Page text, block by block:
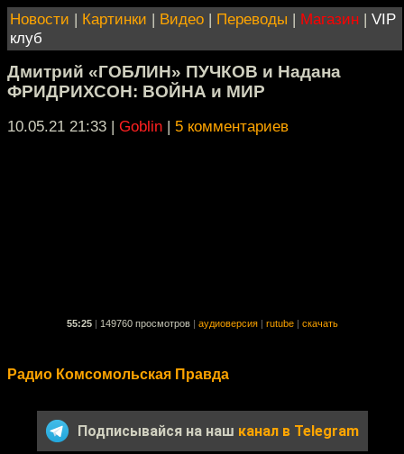
Новости | Картинки | Видео | Переводы | Магазин | VIP
клуб
Дмитрий «ГОБЛИН» ПУЧКОВ и Надана
ФРИДРИХСОН: ВОЙНА и МИР
10.05.21 21:33 | Goblin | 5 комментариев
55:25 149760 просмотров аудиоверсия rutube скачать
Радио Комсомольская Правда
Подписывайся на наш канал в Telegram